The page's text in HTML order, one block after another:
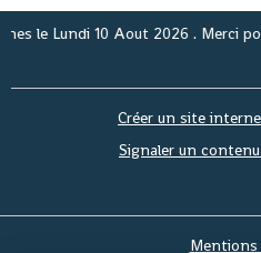
leLundi 10 Aout 2026. Merci pour
Créer un site
Signaler un
Mentions